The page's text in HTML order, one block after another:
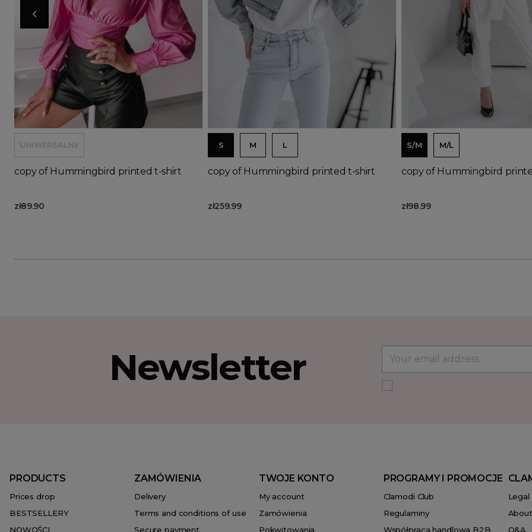
UNIWERSALNY
copy of Hummingbird printed t-shirt
zł89.90
Add to basket
S M L
copy of Hummingbird printed t-shirt
zł259.99
S/M M/L
copy of Hummingbird
zł98.99
Newsletter
PRODUCTS
Prices drop
BESTSELLERY
NOWOŚCI
ZAMÓWIENIA
Delivery
Terms and conditions of use
Secure payment
TWOJE KONTO
My account
Zamówienia
Pokwitowania
PROGRAMY I PROMOCJE
Clamodi Club
Regulaminy
Współpraca handlowa B2B
Q&A